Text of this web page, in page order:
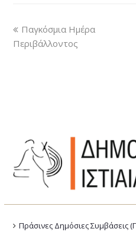
Παγκόσμια Ημέρα
Περιβάλλοντος
Πράσινες Δημόσιες Συμβάσεις